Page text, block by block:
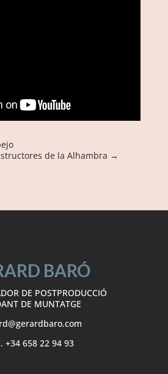
de la Alhambra →
BARÓ
DE POSTPRODUCCIÓ
DE MUNTATGE
+34 658 22 94 93